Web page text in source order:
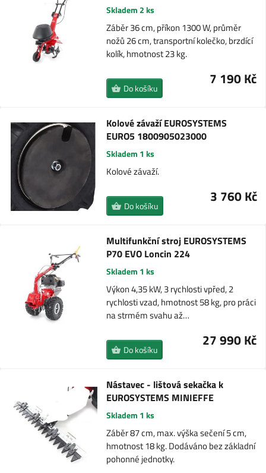
Skladem 2 ks
Záběr 36 cm, příkon 1300 W, průměr
nožů 26 cm, transportní kolečko, brzdící
kolík, hmotnost 23 kg.
7 190 Kč
Do košíku
Kolové závaží EUROSYSTEMS
EURO5 1800905023000
Skladem 1 ks
Kolové závaží.
3 760 Kč
Do košíku
Multifunkční stroj EUROSYSTEMS
P70 EVO Loncin 224
Skladem 1 ks
Výkon 4,35 kW, 3 rychlosti vpřed, 2
rychlosti vzad, hmotnost 58 kg, pro práci
na strmém svahu až…
27 990 Kč
Do košíku
Nástavec - lištová sekačka k
EUROSYSTEMS MINIEFFE
Skladem 1 ks
Záběr 87 cm, max. výška sečení 5 cm,
hmotnost 18 kg. Dodáváno bez základní
pohonné jednotky.